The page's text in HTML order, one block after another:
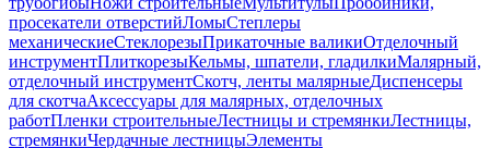
просекатели отверстийЛомыСтеплеры
механическиеСтеклорезыПрикаточные валикиОтделочный
инструментПлиткорезыКельмы, шпатели, гладилкиМалярный,
отделочный инструментСкотч, ленты малярныеДиспенсеры
для скотчаАксессуары для малярных, отделочных
работПленки строительныеЛестницы и стремянкиЛестницы,
стремянкиЧердачные лестницыЭлементы